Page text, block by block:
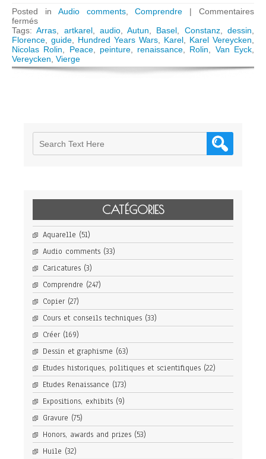
Posted in Audio comments,Comprendre |Commentaires
ferméssur
ARTKAREL
AUDIO
GUIDE:
Van
Eyck,
(Paris)
Tags:Arras artkarel, audio,Autun Basel Constanz,dessin
Florence
guide Hundred Years Wars Karel Karel Vereycken
Nicolas Rolin
Peace, peinture, renaissance Rolin Van Eyck
Vereycken Vierge
CATÉGORIES
Aquarelle (51)
Audio comments (33)
Caricatures (3)
Comprendre (247)
Copier (27)
Cours et conseils techniques (33)
Créer (169)
Dessin et graphisme (63)
Etudes historiques, politiques et scientifiques (22)
Etudes Renaissance (173)
Expositions, exhibits (9)
Gravure (75)
Honors, awards and prizes (53)
Huile (32)